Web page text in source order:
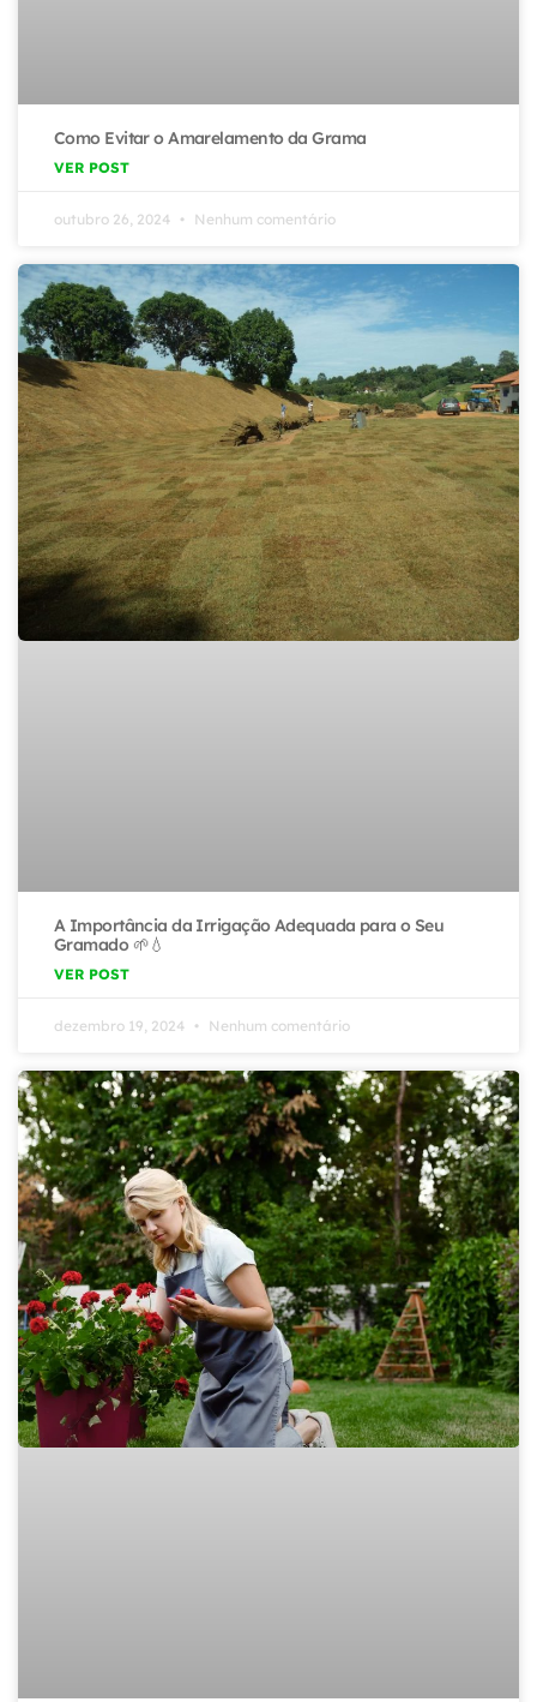
Como Evitar o Amarelamento da Grama
VER POST
outubro 26, 2024 Nenhum comentário
A Importância da Irrigação Adequada para o Seu
Gramado 🌱💧
VER POST
dezembro 19, 2024 Nenhum comentário